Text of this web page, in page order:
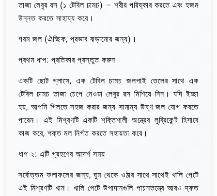
তাজা লেবুর রস (১ টেবিল চামচ) – শরীর পরিষ্কার করতে এবং হজম
উন্নত করতে সাহায্য করে।
গরম জল (ঐচ্ছিক, প্রভাব বাড়ানোর জন্য)।
প্রথম ধাপ: প্রতিকার প্রস্তুত করুন
একটি ছোট গ্লাসে, এক টেবিল চামচ জলপাই তেলের সাথে এক
টেবিল চামচ তাজা চেপে নেওয়া লেবুর রস মিশিয়ে নিন। যদি ইচ্ছা
হয়, আপনি গিলতে সহজ করার জন্য সামান্য উষ্ণ জল যোগ করতে
পারেন। এই মিশ্রণটি একটি শক্তিশালী অন্ত্রের লুব্রিকেন্ট হিসাবে
কাজ করে, শক্ত মল নির্গত করতে সহায়তা করে।
ধাপ ২: এটি গ্রহণের আদর্শ সময়
সর্বোত্তম ফলাফলের জন্য, ঘুম থেকে ওঠার সাথে সাথেই খালি পেটে
এই মিশ্রণটি খান। খালি পেটে উপাদানগুলি পাচনতন্ত্রে আরও দ্রুত